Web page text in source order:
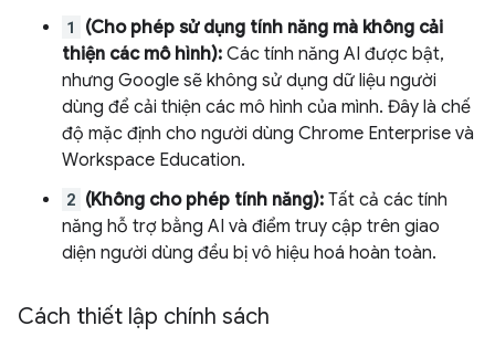
1
(Cho phép sử dụng tính năng mà không cải
thiện các mô hình): Các tính năng AI được bật,
nhưng Google sẽ không sử dụng dữ liệu người
dùng để cải thiện các mô hình của mình. Đây là chế
độ mặc định cho người dùng Chrome Enterprise và
Workspace Education.
2 (Không cho phép tính năng): Tất cả các tính
năng hỗ trợ bằng AI và điểm truy cập trên giao
diện người dùng đều bị vô hiệu hoá hoàn toàn.
Cách thiết lập chính sách